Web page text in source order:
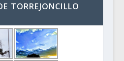
TORREJONCILLO